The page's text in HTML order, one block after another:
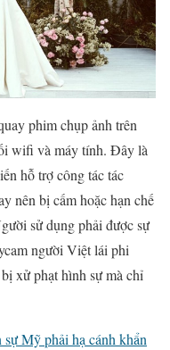
phim chụp ảnh trên
wifi và máy tính. Đây là
hỗ trợ công tác tác
nên bị cấm hoặc hạn chế
sử dụng phải được sự
người Việt lái phi
xử phạt hình sự mà chỉ
sự Mỹ phải hạ cánh khẩn